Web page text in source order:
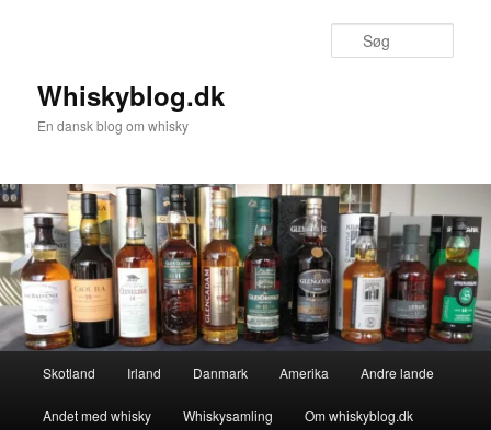
Whiskyblog.dk
En dansk blog om whisky
Skotland Irland Danmark Amerika Andre lande
Andet med whisky Whiskysamling Om whiskyblog.dk